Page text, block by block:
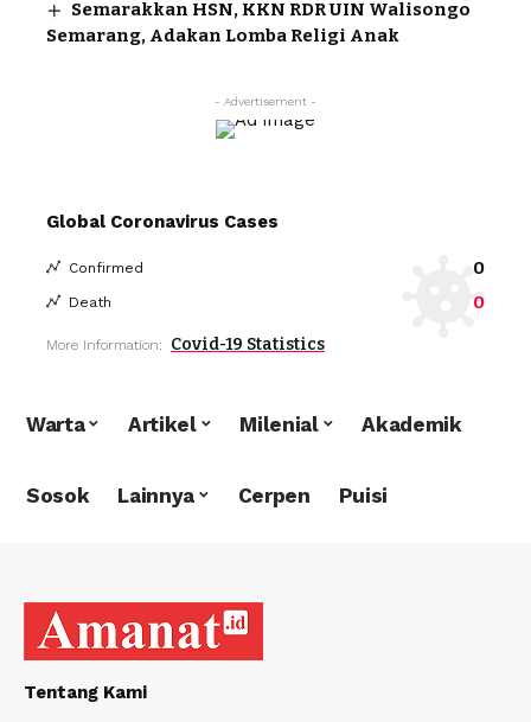
Semarakkan HSN, KKN RDR UIN Walisongo
Semarang, Adakan Lomba Religi Anak
- Advertisement -
Global Coronavirus Cases
Confirmed 0
Death 0
More Information: Covid-19 Statistics
Warta Artikel Milenial Akademik
Sosok Lainnya Cerpen Puisi
Tentang Kami